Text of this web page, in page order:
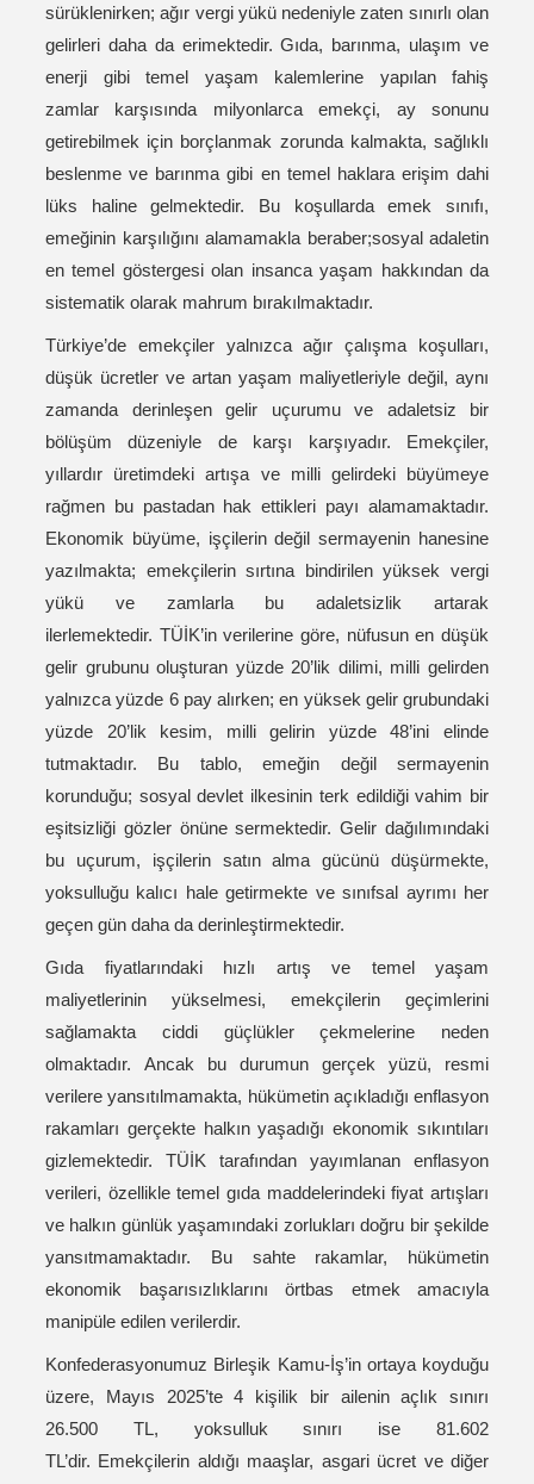
sürüklenirken; ağır vergi yükü nedeniyle zaten sınırlı olan
gelirleri daha da erimektedir. Gıda, barınma, ulaşım ve
enerji gibi temel yaşam kalemlerine yapılan fahiş
zamlar karşısında milyonlarca emekçi, ay sonunu
getirebilmek için borçlanmak zorunda kalmakta, sağlıklı
beslenme ve barınma gibi en temel haklara erişim dahi
lüks haline gelmektedir. Bu koşullarda emek sınıfı,
emeğinin karşılığını alamamakla beraber;sosyal adaletin
en temel göstergesi olan insanca yaşam hakkından da
sistematik olarak mahrum bırakılmaktadır.
Türkiye’de emekçiler yalnızca ağır çalışma koşulları,
düşük ücretler ve artan yaşam maliyetleriyle değil, aynı
zamanda derinleşen gelir uçurumu ve adaletsiz bir
bölüşüm düzeniyle de karşı karşıyadır. Emekçiler,
yıllardır üretimdeki artışa ve milli gelirdeki büyümeye
rağmen bu pastadan hak ettikleri payı alamamaktadır.
Ekonomik büyüme, işçilerin değil sermayenin hanesine
yazılmakta; emekçilerin sırtına bindirilen yüksek vergi
yükü ve zamlarla bu adaletsizlik artarak
ilerlemektedir. TÜİK’in verilerine göre, nüfusun en düşük
gelir grubunu oluşturan yüzde 20’lik dilimi, milli gelirden
yalnızca yüzde 6 pay alırken; en yüksek gelir grubundaki
yüzde 20’lik kesim, milli gelirin yüzde 48’ini elinde
tutmaktadır. Bu tablo, emeğin değil sermayenin
korunduğu; sosyal devlet ilkesinin terk edildiği vahim bir
eşitsizliği gözler önüne sermektedir. Gelir dağılımındaki
bu uçurum, işçilerin satın alma gücünü düşürmekte,
yoksulluğu kalıcı hale getirmekte ve sınıfsal ayrımı her
geçen gün daha da derinleştirmektedir.
Gıda fiyatlarındaki hızlı artış ve temel yaşam
maliyetlerinin yükselmesi, emekçilerin geçimlerini
sağlamakta ciddi güçlükler çekmelerine neden
olmaktadır. Ancak bu durumun gerçek yüzü, resmi
verilere yansıtılmamakta, hükümetin açıkladığı enflasyon
rakamları gerçekte halkın yaşadığı ekonomik sıkıntıları
gizlemektedir. TÜİK tarafından yayımlanan enflasyon
verileri, özellikle temel gıda maddelerindeki fiyat artışları
ve halkın günlük yaşamındaki zorlukları doğru bir şekilde
yansıtmamaktadır. Bu sahte rakamlar, hükümetin
ekonomik başarısızlıklarını örtbas etmek amacıyla
manipüle edilen verilerdir.
Konfederasyonumuz Birleşik Kamu-İş’in ortaya koyduğu
üzere, Mayıs 2025’te 4 kişilik bir ailenin açlık sınırı
26.500 TL, yoksulluk sınırı ise 81.602
TL’dir. Emekçilerin aldığı maaşlar, asgari ücret ve diğer